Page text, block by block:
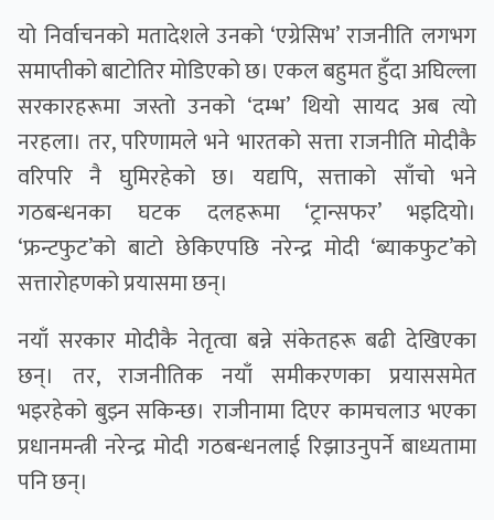
यो निर्वाचनको मतादेशले उनको ‘एग्रेसिभ’ राजनीति लगभग
समाप्तीको बाटोतिर मोडिएको छ। एकल बहुमत हुँदा अघिल्ला
सरकारहरूमा जस्तो उनको ‘दम्भ’ थियो सायद अब त्यो
नरहला। तर, परिणामले भने भारतको सत्ता राजनीति मोदीकै
वरिपरि नै घुमिरहेको छ। यद्यपि, सत्ताको साँचो भने
गठबन्धनका घटक दलहरूमा ‘ट्रान्सफर’ भइदियो।
‘फ्रन्टफुट’को बाटो छेकिएपछि नरेन्द्र मोदी ‘ब्याकफुट’को
सत्तारोहणको प्रयासमा छन्।
नयाँ सरकार मोदीकै नेतृत्वा बन्ने संकेतहरू बढी देखिएका
छन्। तर, राजनीतिक नयाँ समीकरणका प्रयाससमेत
भइरहेको बुझ्न सकिन्छ। राजीनामा दिएर कामचलाउ भएका
प्रधानमन्त्री नरेन्द्र मोदी गठबन्धनलाई रिझाउनुपर्ने बाध्यतामा
पनि छन्।